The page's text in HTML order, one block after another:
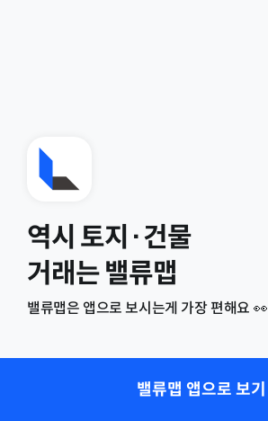
역시 토지·건물
거래는 밸류맵
밸류맵은 앱으로 보시는게 가장 편해요 👀
밸류맵 앱으로 보기